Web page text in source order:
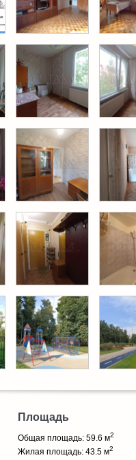
Площадь
Общая площадь: 59.6 м2
Жилая площадь: 43.5 м2